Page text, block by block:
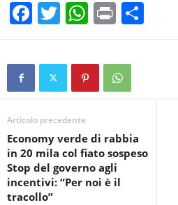
F
a
c
b
o
o
k
T
wi
tt
W
h
at
s
A
p
Pr
in
t
o
vi
Articolo precedente
Economy verde di rabbia
in 20 mila col fiato sospeso
Stop del governo agli
incentivi: “Per noi è il
tracollo”